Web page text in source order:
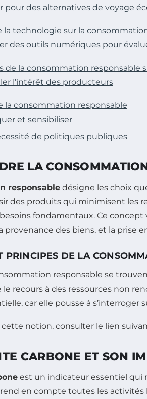
pour des alternatives de voyage
la technologie sur la
des outils numériques pour
de la consommation responsable
l’intérêt des producteurs
la consommation responsable
et sensibiliser
de politiques publiques
LA
responsable désigne les choix
des produits qui minimisent les
fondamentaux. Ce concept
provenance des biens, et la prise
PRINCIPES DE LA
responsable se
le recours à des ressources non
car elle pousse à
notion, consulter le lien
CARBONE ET SON
est un indicateur essentiel
en compte toutes les